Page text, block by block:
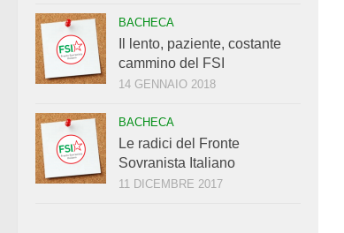
BACHECA
Il lento, paziente, costante
cammino del FSI
14 GENNAIO 2018
BACHECA
Le radici del Fronte
Sovranista Italiano
11 DICEMBRE 2017